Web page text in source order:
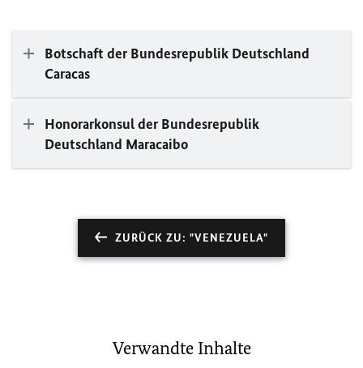
Botschaft der Bundesrepublik Deutschland
Caracas
Honorarkonsul der Bundesrepublik
Deutschland Maracaibo
ZURÜCK ZU: "VENEZUELA"
Verwandte Inhalte